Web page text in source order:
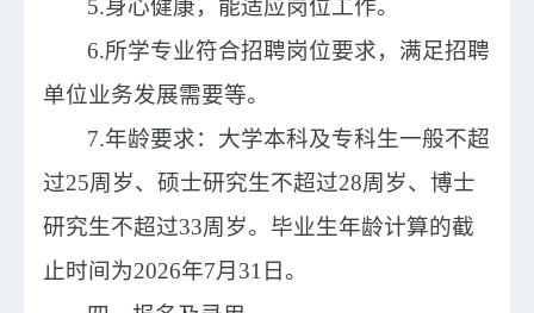
5.身心健康，能适应岗位工作。
6.所学专业符合招聘岗位要求，满足招聘
单位业务发展需要等。
7.年龄要求：大学本科及专科生一般不超
过25周岁、硕士研究生不超过28周岁、博士
研究生不超过33周岁。毕业生年龄计算的截
止时间为2026年7月31日。